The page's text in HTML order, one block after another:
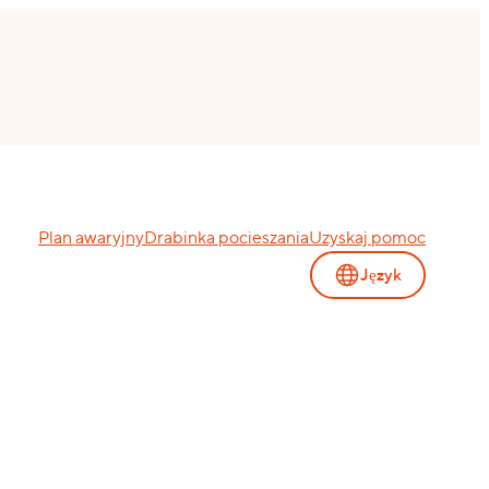
Plan awaryjnyDrabinka pocieszaniaUzyskaj pomoc
Język